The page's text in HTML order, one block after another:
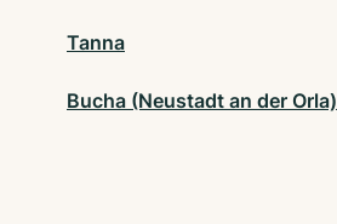
Tanna
Bucha (Neustadt an der Orla)